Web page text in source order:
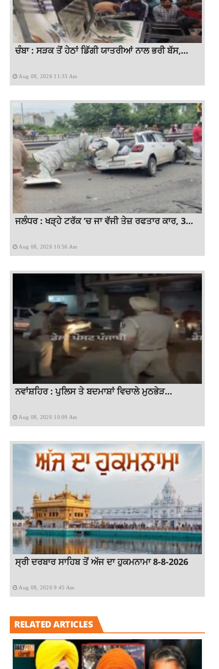
ਚੰਬਾ : ਸੜਕ ਤੋਂ ਹੇਠਾਂ ਡਿੱਗੀ ਯਾਤਰੀਆਂ ਨਾਲ ਭਰੀ ਬੱਸ,...
Aug 08, 2026 11:33 Am
ਜਲੰਧਰ : ਖੜ੍ਹੇ ਟਰੱਕ ‘ਚ ਜਾ ਵੱਜੀ ਤੇਜ਼ ਰਫਤਾਰ ਕਾਰ, 3...
Aug 08, 2026 10:56 Am
ਨਵਾਂਸ਼ਹਿਰ : ਪੁਲਿਸ ਤੇ ਬਦਮਾਸ਼ਾਂ ਵਿਚਾਲੇ ਮੁਠਭੇੜ...
Aug 08, 2026 10:09 Am
ਸ੍ਰੀ ਦਰਬਾਰ ਸਾਹਿਬ ਤੋਂ ਅੱਜ ਦਾ ਹੁਕਮਨਾਮਾ 8-8-2026
Aug 08, 2026 9:45 Am
RELATED ARTICLES